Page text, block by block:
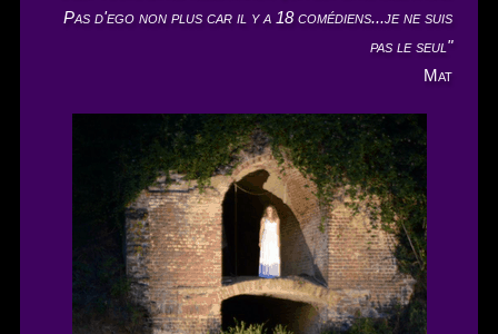
Pas d'ego non plus car il y a 18 comédiens...je ne suis
pas le seul"
Mat